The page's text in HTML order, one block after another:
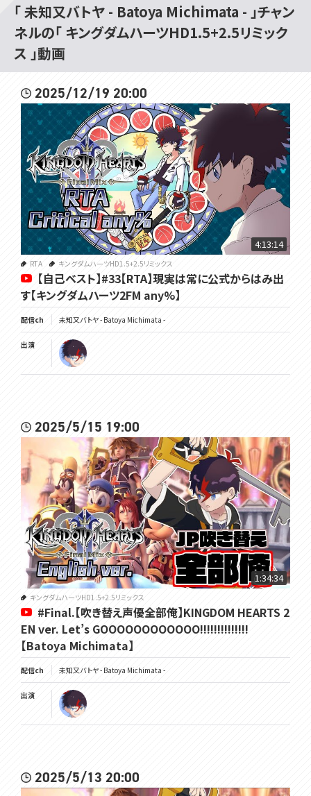
「 未知又バトヤ - Batoya Michimata - 」チャン
ネルの「 キングダムハーツHD1.5+2.5リミック
ス 」動画
2025/12/19 20:00
4:13:14
RTA キングダムハーツHD1.5+2.5リミックス
【自己ベスト】#33【RTA】現実は常に公式からはみ出
す【キングダムハーツ2FM any%】
配信ch 未知又バトヤ - Batoya Michimata -
出演
2025/5/15 19:00
1:34:34
キングダムハーツHD1.5+2.5リミックス
#Final.【吹き替え声優全部俺】KINGDOM HEARTS 2
EN ver. Let’s GOOOOOOOOOOOO!!!!!!!!!!!!!!
【Batoya Michimata】
配信ch 未知又バトヤ - Batoya Michimata -
出演
2025/5/13 20:00